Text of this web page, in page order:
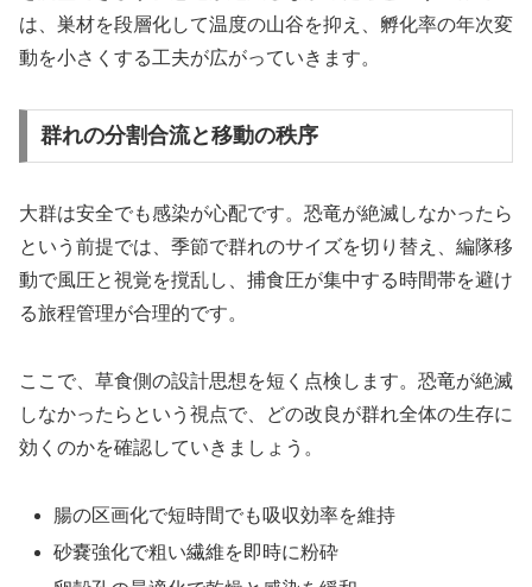
は、巣材を段層化して温度の山谷を抑え、孵化率の年次変
動を小さくする工夫が広がっていきます。
群れの分割合流と移動の秩序
大群は安全でも感染が心配です。恐竜が絶滅しなかったら
という前提では、季節で群れのサイズを切り替え、編隊移
動で風圧と視覚を撹乱し、捕食圧が集中する時間帯を避け
る旅程管理が合理的です。
ここで、草食側の設計思想を短く点検します。恐竜が絶滅
しなかったらという視点で、どの改良が群れ全体の生存に
効くのかを確認していきましょう。
腸の区画化で短時間でも吸収効率を維持
砂嚢強化で粗い繊維を即時に粉砕